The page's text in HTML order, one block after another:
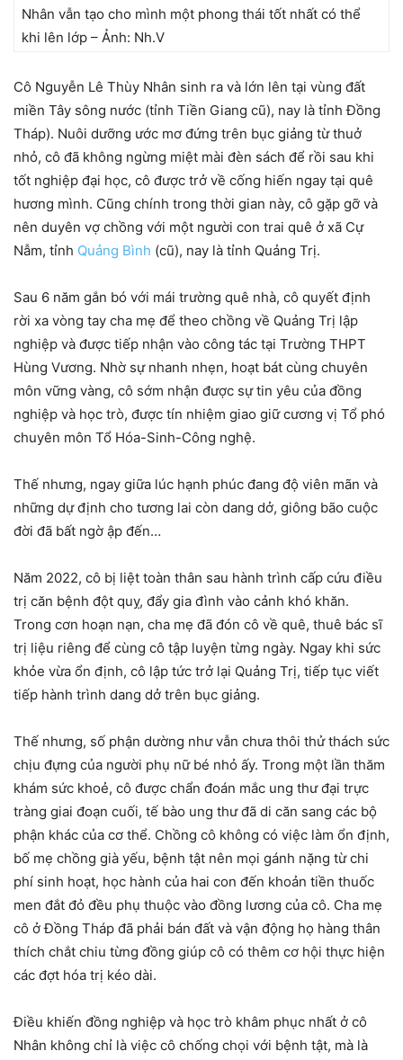
Nhân vẫn tạo cho mình một phong thái tốt nhất có thể
khi lên lớp – Ảnh: Nh.V
Cô Nguyễn Lê Thùy Nhân sinh ra và lớn lên tại vùng đất
miền Tây sông nước (tỉnh Tiền Giang cũ), nay là tỉnh Đồng
Tháp). Nuôi dưỡng ước mơ đứng trên bục giảng từ thuở
nhỏ, cô đã không ngừng miệt mài đèn sách để rồi sau khi
tốt nghiệp đại học, cô được trở về cống hiến ngay tại quê
hương mình. Cũng chính trong thời gian này, cô gặp gỡ và
nên duyên vợ chồng với một người con trai quê ở xã Cự
Nẫm, tỉnh Quảng Bình (cũ), nay là tỉnh Quảng Trị.
Sau 6 năm gắn bó với mái trường quê nhà, cô quyết định
rời xa vòng tay cha mẹ để theo chồng về Quảng Trị lập
nghiệp và được tiếp nhận vào công tác tại Trường THPT
Hùng Vương. Nhờ sự nhanh nhẹn, hoạt bát cùng chuyên
môn vững vàng, cô sớm nhận được sự tin yêu của đồng
nghiệp và học trò, được tín nhiệm giao giữ cương vị Tổ phó
chuyên môn Tổ Hóa-Sinh-Công nghệ.
Thế nhưng, ngay giữa lúc hạnh phúc đang độ viên mãn và
những dự định cho tương lai còn dang dở, giông bão cuộc
đời đã bất ngờ ập đến…
Năm 2022, cô bị liệt toàn thân sau hành trình cấp cứu điều
trị căn bệnh đột quỵ, đẩy gia đình vào cảnh khó khăn.
Trong cơn hoạn nạn, cha mẹ đã đón cô về quê, thuê bác sĩ
trị liệu riêng để cùng cô tập luyện từng ngày. Ngay khi sức
khỏe vừa ổn định, cô lập tức trở lại Quảng Trị, tiếp tục viết
tiếp hành trình dang dở trên bục giảng.
Thế nhưng, số phận dường như vẫn chưa thôi thử thách sức
chịu đựng của người phụ nữ bé nhỏ ấy. Trong một lần thăm
khám sức khoẻ, cô được chẩn đoán mắc ung thư đại trực
tràng giai đoạn cuối, tế bào ung thư đã di căn sang các bộ
phận khác của cơ thể. Chồng cô không có việc làm ổn định,
bố mẹ chồng già yếu, bệnh tật nên mọi gánh nặng từ chi
phí sinh hoạt, học hành của hai con đến khoản tiền thuốc
men đắt đỏ đều phụ thuộc vào đồng lương của cô. Cha mẹ
cô ở Đồng Tháp đã phải bán đất và vận động họ hàng thân
thích chắt chiu từng đồng giúp cô có thêm cơ hội thực hiện
các đợt hóa trị kéo dài.
Điều khiến đồng nghiệp và học trò khâm phục nhất ở cô
Nhân không chỉ là việc cô chống chọi với bệnh tật, mà là